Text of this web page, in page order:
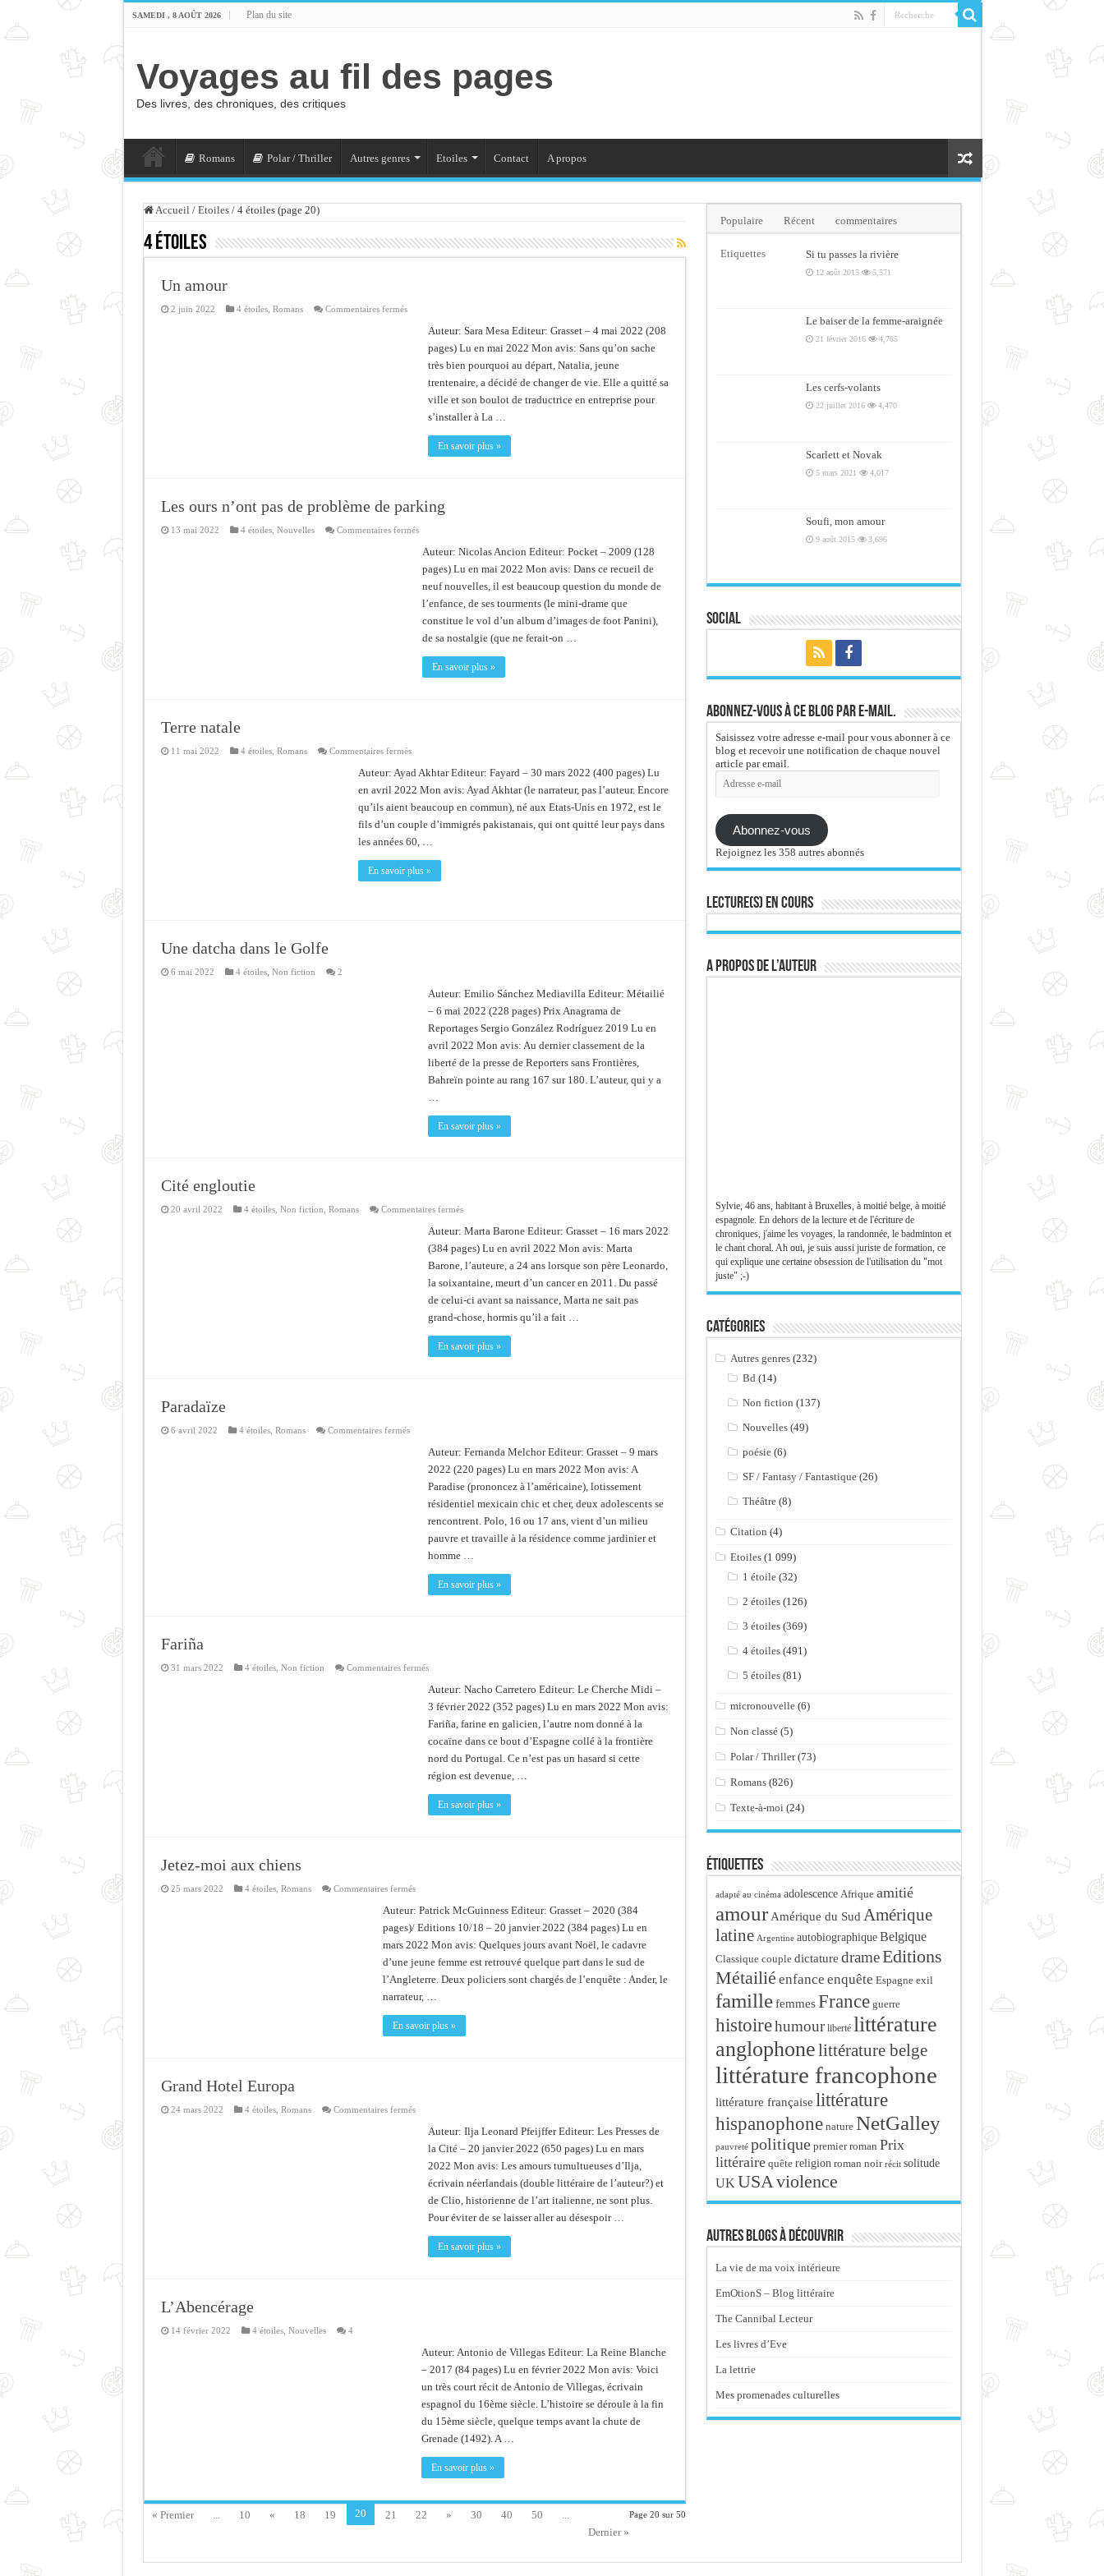
SAMEDI , 8 AOÛT 2026 Plan du site
Voyages au fil des pages
Des livres, des chroniques, des critiques
Romans Polar / Thriller Autres genres Etoiles Contact A propos
Accueil / Etoiles / 4 étoiles (page 20)
4 étoiles
Un amour
2 juin 2022 4 étoiles, Romans Commentaires ferméssur
amourAuteur: Sara Mesa Editeur: Grasset – 4 mai 2022 (208
pages) Lu en mai 2022 Mon avis: Sans qu’on sache
très bien pourquoi au départ, Natalia, jeune
trentenaire, a décidé de changer de vie. Elle a quitté sa
ville et son boulot de traductrice en entreprise pour
s’installer à La …
En savoir plus »
Les ours n’ont pas de problème de parking
13 mai 2022 4 étoiles, Nouvelles Commentaires ferméssur
ours
n’ont
pas
de
problème
de
parking
Auteur: Nicolas Ancion Editeur: Pocket – 2009 (128
pages) Lu en mai 2022 Mon avis: Dans ce recueil de
neuf nouvelles, il est beaucoup question du monde de
l’enfance, de ses tourments (le mini-drame que
constitue le vol d’un album d’images de foot Panini),
de sa nostalgie (que ne ferait-on …
En savoir plus »
Terre natale
11 mai 2022 4 étoiles, Romans Commentaires ferméssur
natale
Auteur: Ayad Akhtar Editeur: Fayard – 30 mars 2022 (400 pages) Lu
en avril 2022 Mon avis: Ayad Akhtar (le narrateur, pas l’auteur. Encore
qu’ils aient beaucoup en commun), né aux Etats-Unis en 1972, est le
fils d’un couple d’immigrés pakistanais, qui ont quitté leur pays dans
les années 60, …
En savoir plus »
Une datcha dans le Golfe
6 mai 2022 4 étoiles, Non fiction 2
Auteur: Emilio Sánchez Mediavilla Editeur: Métailié
– 6 mai 2022 (228 pages) Prix Anagrama de
Reportages Sergio González Rodríguez 2019 Lu en
avril 2022 Mon avis: Au dernier classement de la
liberté de la presse de Reporters sans Frontières,
Bahreïn pointe au rang 167 sur 180. L’auteur, qui y a
…
En savoir plus »
Cité engloutie
20 avril 2022 4 étoiles, Non fiction Romans Commentaires ferméssur
engloutie
Auteur: Marta Barone Editeur: Grasset – 16 mars 2022
(384 pages) Lu en avril 2022 Mon avis: Marta
Barone, l’auteure, a 24 ans lorsque son père Leonardo,
la soixantaine, meurt d’un cancer en 2011. Du passé
de celui-ci avant sa naissance, Marta ne sait pas
grand-chose, hormis qu’il a fait …
En savoir plus »
Paradaïze
6 avril 2022 4 étoiles, Romans Commentaires ferméssur
Auteur: Fernanda Melchor Editeur: Grasset – 9 mars
2022 (220 pages) Lu en mars 2022 Mon avis: A
Paradise (prononcez à l’américaine), lotissement
résidentiel mexicain chic et cher, deux adolescents se
rencontrent. Polo, 16 ou 17 ans, vient d’un milieu
pauvre et travaille à la résidence comme jardinier et
homme …
En savoir plus »
Fariña
31 mars 2022 4 étoiles, Non fiction Commentaires ferméssur
Auteur: Nacho Carretero Editeur: Le Cherche Midi –
3 février 2022 (352 pages) Lu en mars 2022 Mon avis:
Fariña, farine en galicien, l’autre nom donné à la
cocaïne dans ce bout d’Espagne collé à la frontière
nord du Portugal. Ce n’est pas un hasard si cette
région est devenue, …
En savoir plus »
Jetez-moi aux chiens
25 mars 2022 4 étoiles, Romans Commentaires ferméssur
moi
aux
chiens
Auteur: Patrick McGuinness Editeur: Grasset – 2020 (384
pages)/ Editions 10/18 – 20 janvier 2022 (384 pages) Lu en
mars 2022 Mon avis: Quelques jours avant Noël, le cadavre
d’une jeune femme est retrouvé quelque part dans le sud de
l’Angleterre. Deux policiers sont chargés de l’enquête : Ander, le
narrateur, …
En savoir plus »
Grand Hotel Europa
24 mars 2022 4 étoiles, Romans Commentaires ferméssur
Hotel
Europa
Auteur: Ilja Leonard Pfeijffer Editeur: Les Presses de
la Cité – 20 janvier 2022 (650 pages) Lu en mars
2022 Mon avis: Les amours tumultueuses d’Ilja,
écrivain néerlandais (double littéraire de l’auteur?) et
de Clio, historienne de l’art italienne, ne sont plus.
Pour éviter de se laisser aller au désespoir …
En savoir plus »
L’Abencérage
14 février 2022 4 étoiles, Nouvelles 4
Auteur: Antonio de Villegas Editeur: La Reine Blanche
– 2017 (84 pages) Lu en février 2022 Mon avis: Voici
un très court récit de Antonio de Villegas, écrivain
espagnol du 16ème siècle. L’histoire se déroule à la fin
du 15ème siècle, quelque temps avant la chute de
Grenade (1492). A …
En savoir plus »
Page 20 sur 50
« Premier ... 10 « 18 19 20 21 22 » 30 40 50
...
Dernier »
Populaire Récent commentaires
Etiquettes Si tu passes la rivière
12 août 2015 5,571
Le baiser de la femme-araignée
21 février 2016 4,765
Les cerfs-volants
22 juillet 2016 4,470
Scarlett et Novak
5 mars 2021 4,017
Soufi, mon amour
9 août 2015 3,696
Social
Abonnez-vous à ce blog par e-mail.
Saisissez votre adresse e-mail pour vous abonner à ce
blog et recevoir une notification de chaque nouvel
article par email.
Adresse
Abonnez-vous
Rejoignez les 358 autres abonnés
Lecture(s) en cours
A propos de l’auteur
Sylvie, 46 ans, habitant à Bruxelles, à moitié belge, à moitié
espagnole. En dehors de la lecture et de l'écriture de
chroniques, j'aime les voyages, la randonnée, le badminton et
le chant choral. Ah oui, je suis aussi juriste de formation, ce
qui explique une certaine obsession de l'utilisation du "mot
juste" ;-)
Catégories
Autres genres (232)
Bd (14)
Non fiction (137)
Nouvelles (49)
poésie (6)
SF / Fantasy / Fantastique (26)
Théâtre (8)
Citation (4)
Etoiles (1 099)
1 étoile (32)
2 étoiles (126)
3 étoiles (369)
4 étoiles (491)
5 étoiles (81)
micronouvelle (6)
Non classé (5)
Polar / Thriller(73)
Romans (826)
Texte-à-moi (24)
Étiquettes
adapté au cinéma adolescence Afrique amitié
amour Amérique du Sud Amérique
latine Argentine autobiographique Belgique
Classique couple dictature drameEditions
Métailié enfance enquête Espagne exil
famille femmes France guerre
histoirehumour liberté littérature
anglophonelittérature belge
littérature francophone
littérature française littérature
hispanophone nature NetGalley
pauvreté politique premier roman Prix
littéraire quête religion roman noir récit solitude
UK USA violence
Autres blogs à découvrir
La vie de ma voix intérieure
EmOtionS – Blog littéraire
The Cannibal Lecteur
Les livres d’Eve
La lettrie
Mes promenades culturelles